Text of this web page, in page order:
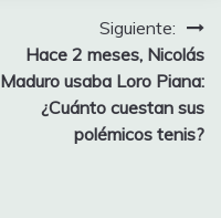
Siguiente:
Hace 2 meses, Nicolás
Maduro usaba Loro Piana:
¿Cuánto cuestan sus
polémicos tenis?